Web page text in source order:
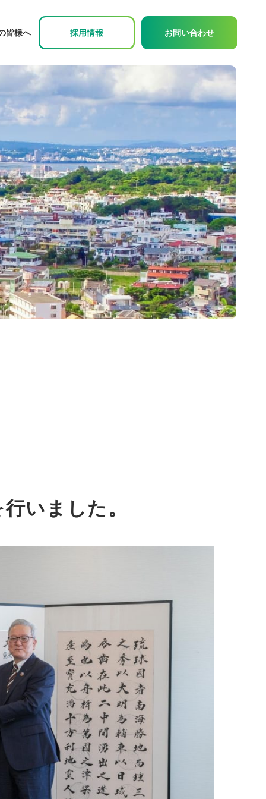
皆様へ 採用情報 お問い合わせ
いました。